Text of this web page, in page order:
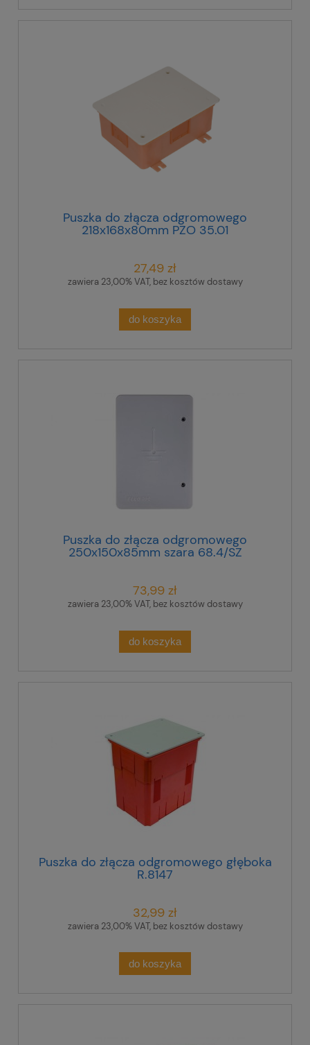
Puszka do złącza odgromowego
218x168x80mm PZO 35.01
27,49 zł
zawiera 23,00% VAT, bez kosztów dostawy
do koszyka
Puszka do złącza odgromowego
250x150x85mm szara 68.4/SZ
73,99 zł
zawiera 23,00% VAT, bez kosztów dostawy
do koszyka
Puszka do złącza odgromowego głęboka
R.8147
32,99 zł
zawiera 23,00% VAT, bez kosztów dostawy
do koszyka